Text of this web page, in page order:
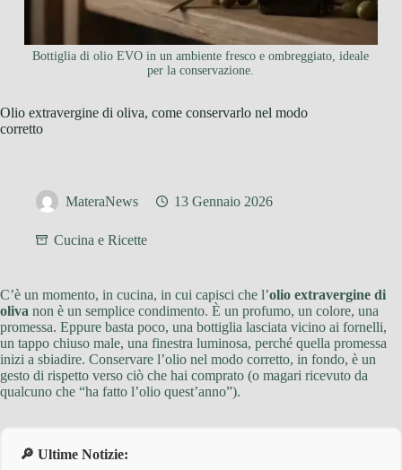
Bottiglia di olio EVO in un ambiente fresco e ombreggiato, ideale
per la conservazione.
Olio extravergine di oliva, come conservarlo nel modo
corretto
MateraNews 13 Gennaio 2026
Cucina e Ricette
C’è un momento, in cucina, in cui capisci che l’olio extravergine di
oliva non è un semplice condimento. È un profumo, un colore, una
promessa. Eppure basta poco, una bottiglia lasciata vicino ai fornelli,
un tappo chiuso male, una finestra luminosa, perché quella promessa
inizi a sbiadire. Conservare l’olio nel modo corretto, in fondo, è un
gesto di rispetto verso ciò che hai comprato (o magari ricevuto da
qualcuno che “ha fatto l’olio quest’anno”).
🔎 Ultime Notizie: